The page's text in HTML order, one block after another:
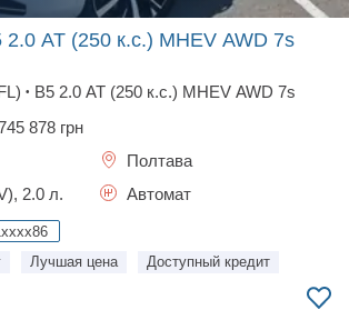
AT (250 к.с.) MHEV AWD 7s
• B5 2.0 AT (250 к.с.) MHEV AWD 7s
878 грн
Полтава
2.0 л.
Автомат
Лучшая цена Доступный кредит